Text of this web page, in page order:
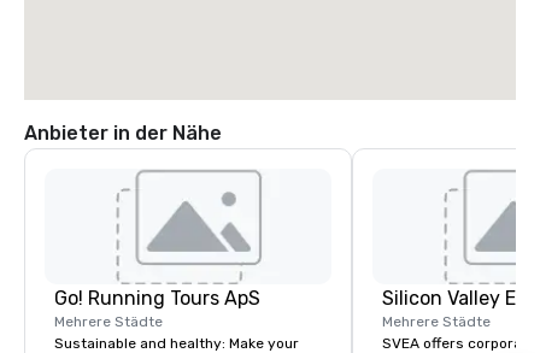
Anbieter in der Nähe
Go! Running Tours ApS
Mehrere Städte
Sustainable and healthy: Make your
Mehrere Städte
SVEA offers